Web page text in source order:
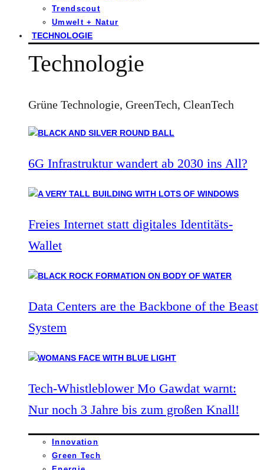
Trendscout
Umwelt + Natur
TECHNOLOGIE
Technologie
Grüne Technologie, GreenTech, CleanTech
6G Infrastruktur wandert ab 2030 ins All?
Freies Internet statt digitales Identitäts-
Wallet
Data Centers are the Backbone of the Beast
System
Tech-Whistleblower Mo Gawdat warnt:
Nur noch 3 Jahre bis zum großen Knall!
Innovation
Green Tech